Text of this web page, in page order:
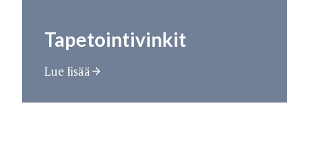
Tapetointivinkit
Lue lisää